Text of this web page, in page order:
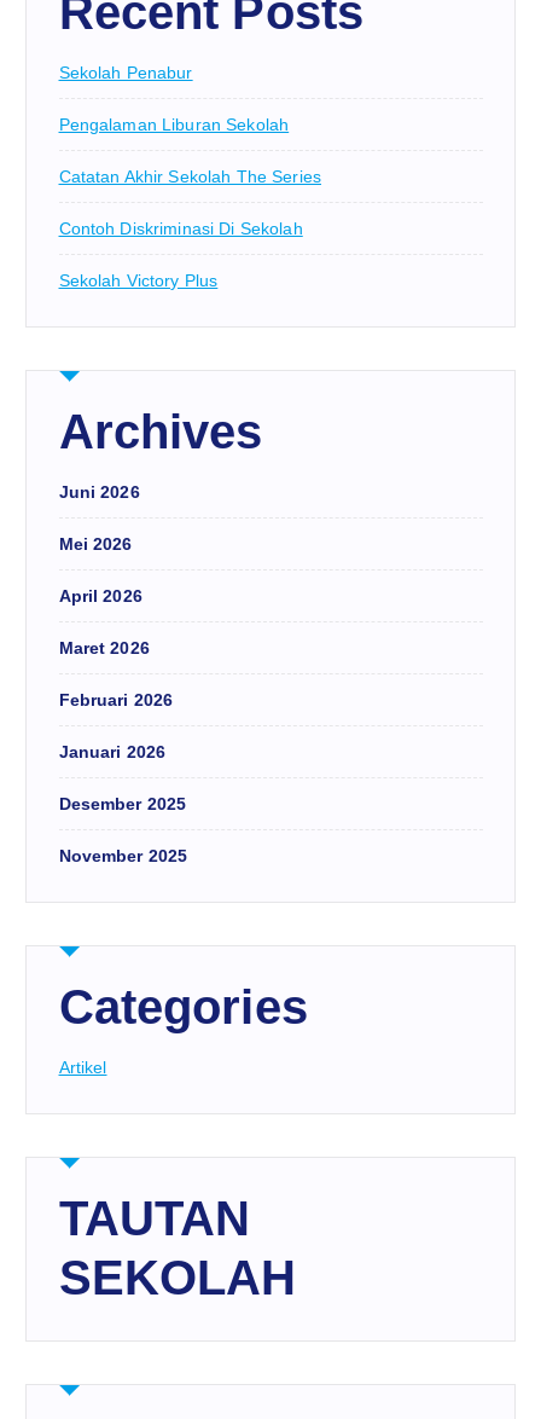
Recent Posts
Sekolah Penabur
Pengalaman Liburan Sekolah
Catatan Akhir Sekolah The Series
Contoh Diskriminasi Di Sekolah
Sekolah Victory Plus
Archives
Juni 2026
Mei 2026
April 2026
Maret 2026
Februari 2026
Januari 2026
Desember 2025
November 2025
Categories
Artikel
TAUTAN
SEKOLAH